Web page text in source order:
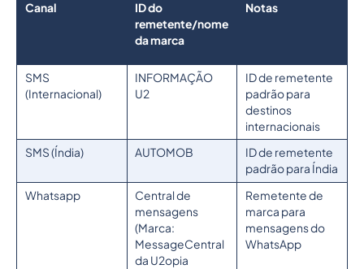
Canal
ID do
remetente/nome
da marca
Notas
SMS
(Internacional)
INFORMAÇÃO
U2
ID de remetente
padrão para
destinos
internacionais
SMS (Índia)
AUTOMOB
ID de remetente
padrão para Índia
Whatsapp
Central de
mensagens
(Marca:
MessageCentral
da U2opia
Remetente de
marca para
mensagens do
WhatsApp